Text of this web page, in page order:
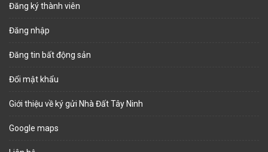
Đăng ký thành viên
Đăng nhập
Đăng tin bất động sản
Đổi mật khẩu
Giới thiệu về ký gửi Nhà Đất Tây Ninh
Google maps